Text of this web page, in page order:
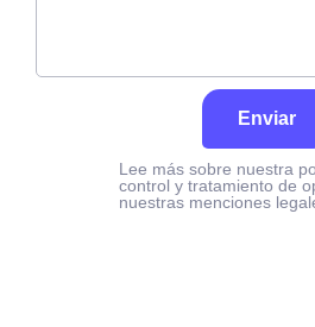
Enviar
Lee más sobre nuestra
control y tratamiento de
nuestras menciones